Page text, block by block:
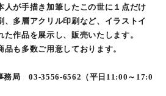
人が手描き加筆したこの世に１点だけ
、多層アクリル印刷など、イラストイ
た作品を展示し、販売いたします。
品も多数ご用意しております。
務局 03-3556-6562（平日11:00～17:0